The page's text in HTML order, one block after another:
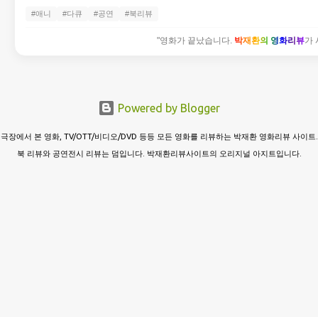
#애니 #다큐 #공연 #북리뷰
"영화가 끝났습니다. 박재환의 영화리뷰가
Powered by Blogger
극장에서 본 영화, TV/OTT/비디오/DVD 등등 모든 영화를 리뷰하는 박재환 영화리뷰 사이트.
북 리뷰와 공연전시 리뷰는 덤입니다. 박재환리뷰사이트의 오리지널 아지트입니다.